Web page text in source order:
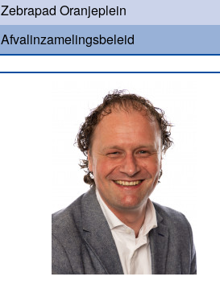
Zebrapad Oranjeplein
Afvalinzamelingsbeleid